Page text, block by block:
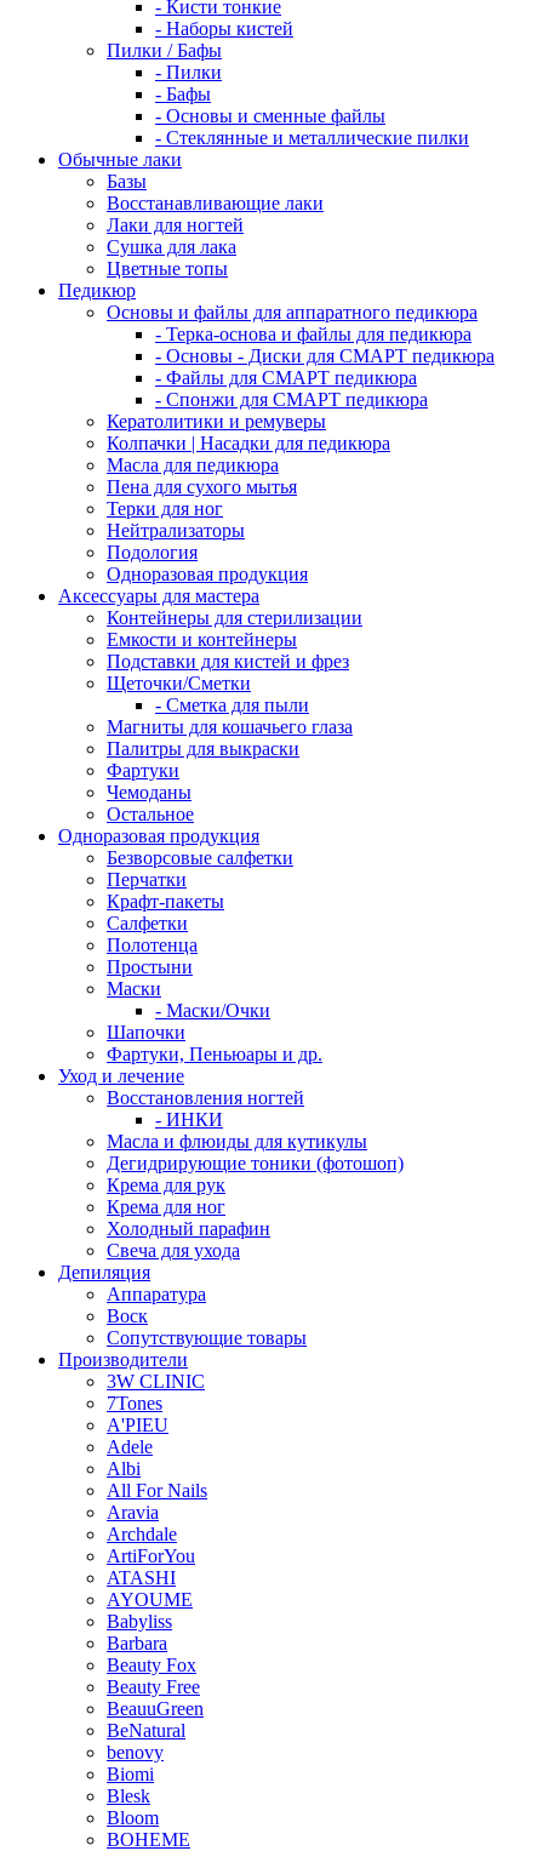
- Кисти тонкие
- Наборы кистей
Пилки / Бафы
- Пилки
- Бафы
- Основы и сменные файлы
- Стеклянные и металлические пилки
Обычные лаки
Базы
Восстанавливающие лаки
Лаки для ногтей
Сушка для лака
Цветные топы
Педикюр
Основы и файлы для аппаратного педикюра
- Терка-основа и файлы для педикюра
- Основы - Диски для СМАРТ педикюра
- Файлы для СМАРТ педикюра
- Спонжи для СМАРТ педикюра
Кератолитики и ремуверы
Колпачки | Насадки для педикюра
Масла для педикюра
Пена для сухого мытья
Терки для ног
Нейтрализаторы
Подология
Одноразовая продукция
Аксессуары для мастера
Контейнеры для стерилизации
Емкости и контейнеры
Подставки для кистей и фрез
Щеточки/Сметки
- Сметка для пыли
Магниты для кошачьего глаза
Палитры для выкраски
Фартуки
Чемоданы
Остальное
Одноразовая продукция
Безворсовые салфетки
Перчатки
Крафт-пакеты
Салфетки
Полотенца
Простыни
Маски
- Маски/Очки
Шапочки
Фартуки, Пеньюары и др.
Уход и лечение
Восстановления ногтей
- ИНКИ
Масла и флюиды для кутикулы
Дегидрирующие тоники (фотошоп)
Крема для рук
Крема для ног
Холодный парафин
Свеча для ухода
Депиляция
Аппаратура
Воск
Сопутствующие товары
Производители
3W CLINIC
7Tones
A'PIEU
Adele
Albi
All For Nails
Aravia
Archdale
ArtiForYou
ATASHI
AYOUME
Babyliss
Barbara
Beauty Fox
Beauty Free
BeauuGreen
BeNatural
benovy
Biomi
Blesk
Bloom
BOHEME